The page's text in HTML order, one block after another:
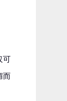
可
而